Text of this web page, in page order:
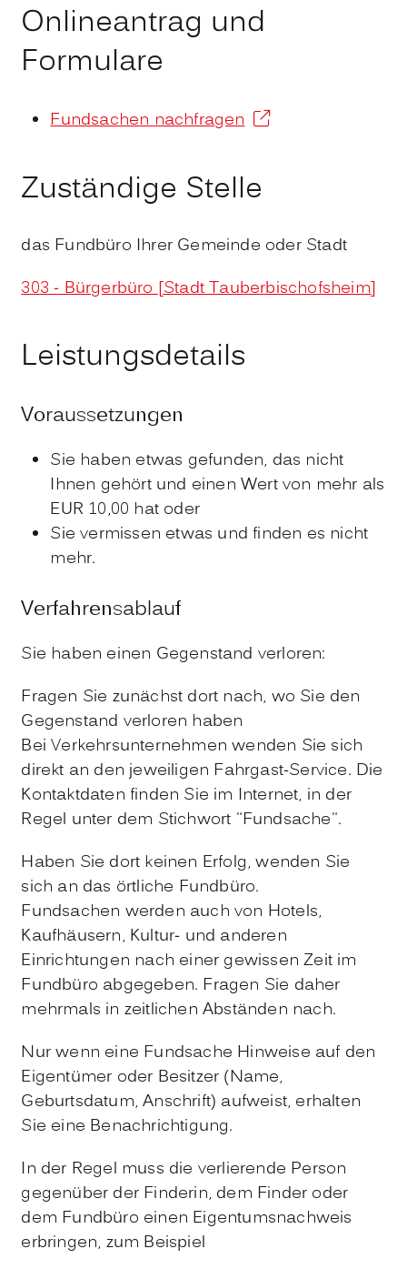
Onlineantrag und
Formulare
Fundsachen nachfragen
Zuständige Stelle
das Fundbüro Ihrer Gemeinde oder Stadt
303 - Bürgerbüro [Stadt Tauberbischofsheim]
Leistungsdetails
Voraussetzungen
Sie haben etwas gefunden, das nicht
Ihnen gehört und einen Wert von mehr als
EUR 10,00 hat oder
Sie vermissen etwas und finden es nicht
mehr.
Verfahrensablauf
Sie haben einen Gegenstand verloren:
Fragen Sie zunächst dort nach, wo Sie den
Gegenstand verloren haben
Bei Verkehrsunternehmen wenden Sie sich
direkt an den jeweiligen Fahrgast-Service. Die
Kontaktdaten finden Sie im Internet, in der
Regel unter dem Stichwort "Fundsache".
Haben Sie dort keinen Erfolg, wenden Sie
sich an das örtliche Fundbüro.
Fundsachen werden auch von Hotels,
Kaufhäusern, Kultur- und anderen
Einrichtungen nach einer gewissen Zeit im
Fundbüro abgegeben. Fragen Sie daher
mehrmals in zeitlichen Abständen nach.
Nur wenn eine Fundsache Hinweise auf den
Eigentümer oder Besitzer (Name,
Geburtsdatum, Anschrift) aufweist, erhalten
Sie eine Benachrichtigung.
In der Regel muss die verlierende Person
gegenüber der Finderin, dem Finder oder
dem Fundbüro einen Eigentumsnachweis
erbringen, zum Beispiel